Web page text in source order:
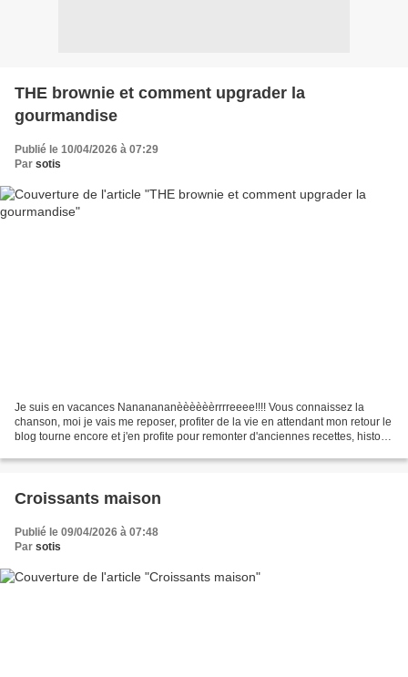
THE brownie et comment upgrader la
gourmandise
Publié le 10/04/2026 à 07:29
Par sotis
Je suis en vacances Nananananèèèèèèrrrreeee!!!! Vous connaissez la
chanson, moi je vais me reposer, profiter de la vie en attendant mon retour le
blog tourne encore et j'en profite pour remonter d'anciennes recettes, histoire
Croissants maison
Publié le 09/04/2026 à 07:48
Par sotis